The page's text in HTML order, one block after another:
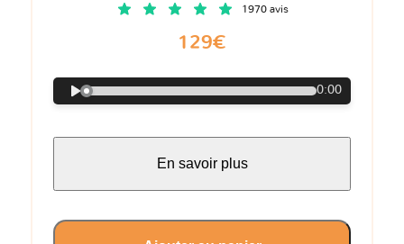
1970 avis
129€
0:00
En savoir plus